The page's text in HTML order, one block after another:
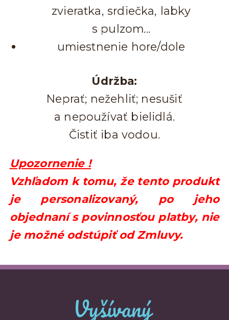
zvieratka, srdiečka, labky
s pulzom...
umiestnenie hore/dole
Údržba:
Neprať; nežehliť; nesušiť
a nepoužívať bielidlá.
Čistiť iba vodou.
Upozornenie !
Vzhľadom k tomu, že tento produkt
je personalizovaný, po jeho
objednaní s povinnosťou platby, nie
je možné odstúpiť od Zmluvy.